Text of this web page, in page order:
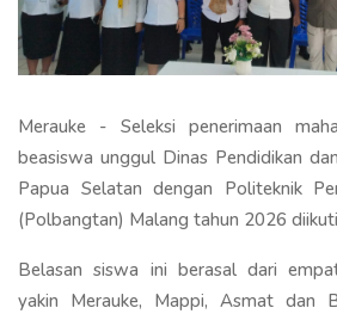
Merauke - Seleksi penerimaan
beasiswa unggul Dinas Pendidikan
Papua Selatan dengan Politeknik
(Polbangtan) Malang tahun 2026
Belasan siswa ini berasal dari
yakin Merauke, Mappi, Asmat dan